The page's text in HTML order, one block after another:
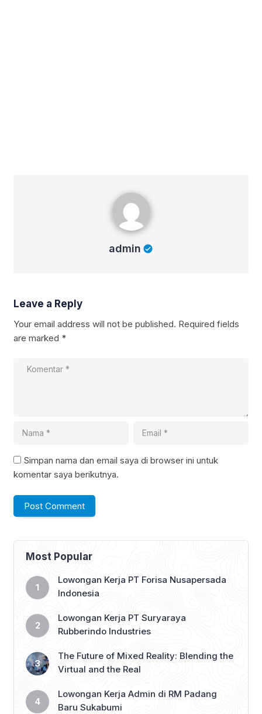
admin
Leave a Reply
Your email address will not be published. Required fields
are marked *
Simpan nama dan email saya di browser ini untuk
komentar saya berikutnya.
Most Popular
Lowongan Kerja PT Forisa Nusapersada
Indonesia
Lowongan Kerja PT Suryaraya
Rubberindo Industries
The Future of Mixed Reality: Blending the
Virtual and the Real
Lowongan Kerja Admin di RM Padang
Baru Sukabumi